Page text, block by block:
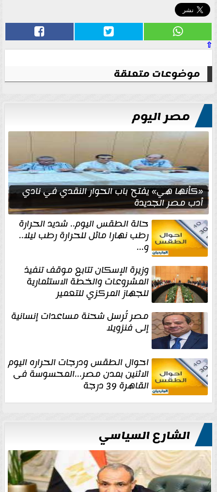
⇧
موضوعات متعلقة
مصر اليوم
«كأنها هي» يفتح باب الحوار النقدي في نادي
أدب مصر الجديدة
حالة الطقس اليوم.. شديد الحرارة
رطب نهارا مائل للحرارة رطب ليلا..
و...
وزيرة الإسكان تتابع موقف تنفيذ
المشروعات والخطة الاستثمارية
للجهاز المركزي للتعمير
مصر تُرسل شحنة مساعدات إنسانية
إلى فنزويلا
احوال الطقس ودرجات الحراره اليوم
الاثنين بمدن مصر...المحسوسة فى
القاهرة 39 درجة
الشارع السياسي